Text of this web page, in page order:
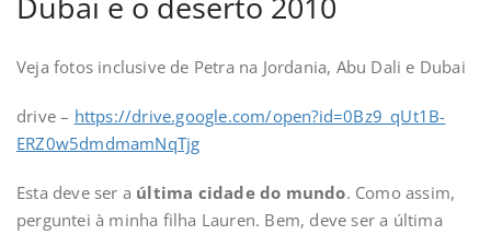
Veja fotos inclusive de Petra na Jordania, Abu Dali e Dubai
drive – https://drive.google.com/open?id=0Bz9_qUt1B-
ERZ0w5dmdmamNqTjg
Esta deve ser a última cidade do mundo. Como assim,
perguntei à minha filha Lauren. Bem, deve ser a última